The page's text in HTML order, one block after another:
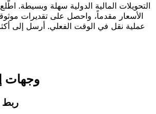
الأسعار مقدماً، واحصل على تقديرات
وجهات
ربط